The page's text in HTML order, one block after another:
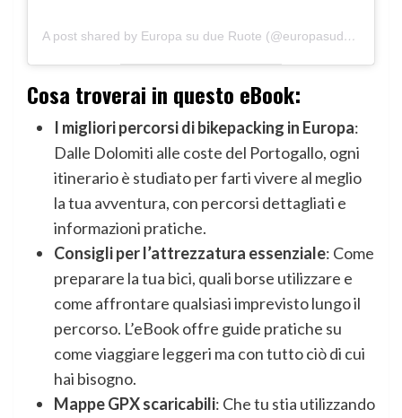
A post shared by Europa su due Ruote (@europasudueruote)
Cosa troverai in questo eBook:
I migliori percorsi di bikepacking in Europa:
Dalle Dolomiti alle coste del Portogallo, ogni
itinerario è studiato per farti vivere al meglio
la tua avventura, con percorsi dettagliati e
informazioni pratiche.
Consigli per l’attrezzatura essenziale: Come
preparare la tua bici, quali borse utilizzare e
come affrontare qualsiasi imprevisto lungo il
percorso. L’eBook offre guide pratiche su
come viaggiare leggeri ma con tutto ciò di cui
hai bisogno.
Mappe GPX scaricabili: Che tu stia utilizzando